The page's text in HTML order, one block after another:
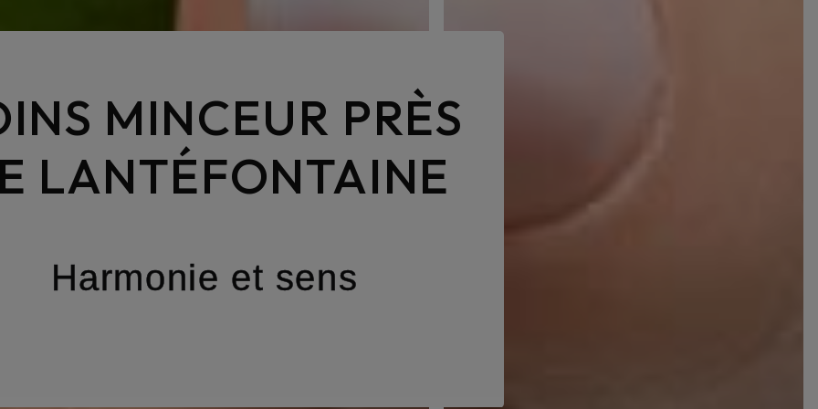
MINCEUR PRÈS
LANTÉFONTAINE
Harmonie et sens